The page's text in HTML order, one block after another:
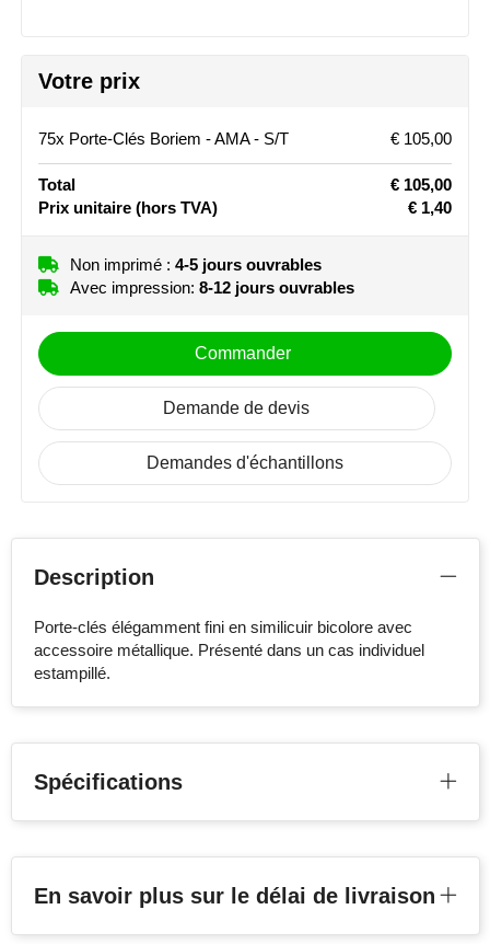
STORMaxi
Swiss Peak
TACX
Victorinox
Vinga
Waterman
Votre prix
75x Porte-Clés Boriem - AMA - S/T € 105,00
Total
€ 105,00
Prix unitaire (hors TVA) € 1,40
Non imprimé : 4-5 jours ouvrables
Avec impression: 8-12 jours ouvrables
Commander
Demande de devis
Demandes d'échantillons
Description
Porte-clés élégamment fini en similicuir bicolore avec
accessoire métallique. Présenté dans un cas individuel
estampillé.
Spécifications
En savoir plus sur le délai de livraison